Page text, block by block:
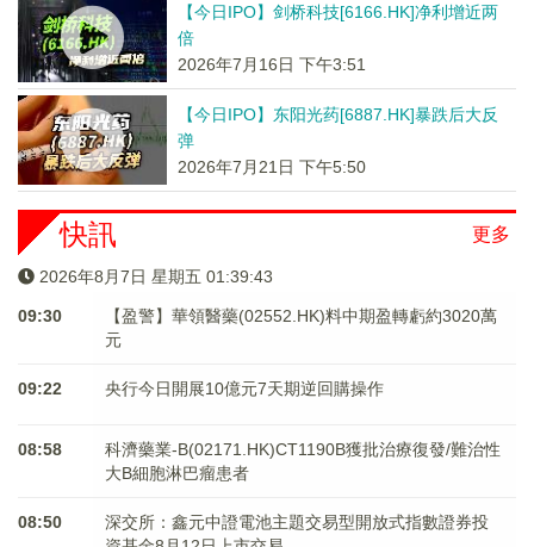
【今日IPO】剑桥科技[6166.HK]净利增近两
倍
2026年7月16日 下午3:51
【今日IPO】东阳光药[6887.HK]暴跌后大反
弹
2026年7月21日 下午5:50
更多
快訊
2026年8月7日 星期五 01:39:43
09:30
【盈警】華領醫藥(02552.HK)料中期盈轉虧約3020萬
元
09:22 央行今日開展10億元7天期逆回購操作
08:58
科濟藥業-B(02171.HK)CT1190B獲批治療復發/難治性
大B細胞淋巴瘤患者
08:50
深交所：鑫元中證電池主題交易型開放式指數證券投